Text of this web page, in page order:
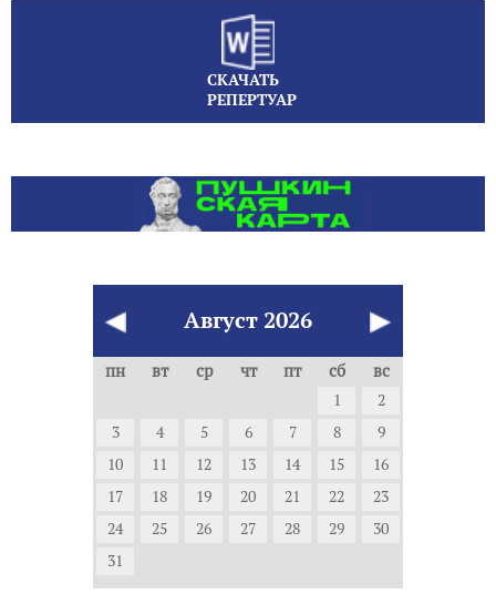
СКАЧАТЬ
РЕПЕРТУАР
Август2026
пн вт ср чт пт сб вс
1
2
3
4 5 6 7 8
9
10
11 12 13 14 15
16
17
18 19 20 21 22
23
24
25 26 27 28 29
30
31